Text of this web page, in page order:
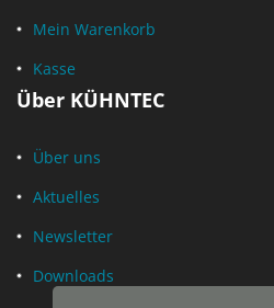
Mein Warenkorb
Kasse
Über KÜHNTEC
Über uns
Aktuelles
Newsletter
Downloads